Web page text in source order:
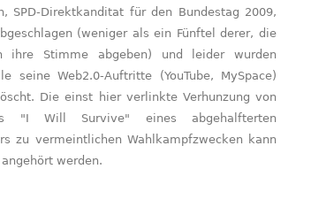
(weniger als ein Fünftel derer, die
ihre Stimme abgeben) und leider wurden
seine Web2.0-Auftritte (YouTube, MySpace)
Die einst hier verlinkte Verhunzung von
"I Will Survive" eines abgehalfterten
zu vermeintlichen Wahlkampfzwecken kann
werden.